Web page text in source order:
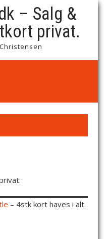
– Salg &
privat.
– 4stk kort haves i alt.